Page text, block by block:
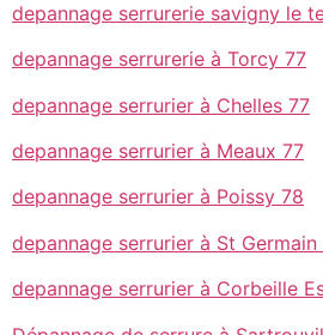
depannage serrurerie savigny le
depannage serrurerie à Torcy 77
depannage serrurier à Chelles 77
depannage serrurier à Meaux 77
depannage serrurier à Poissy 78
depannage serrurier à St Germain
depannage serrurier à Corbeille